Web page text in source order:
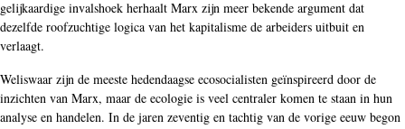
gelijkaardige invalshoek herhaalt Marx zijn meer bekende argument dat
dezelfde roofzuchtige logica van het kapitalisme de arbeiders uitbuit en
verlaagt.
Weliswaar zijn de meeste hedendaagse ecosocialisten geïnspireerd door de
inzichten van Marx, maar de ecologie is veel centraler komen te staan in hun
analyse en handelen. In de jaren zeventig en tachtig van de vorige eeuw begon